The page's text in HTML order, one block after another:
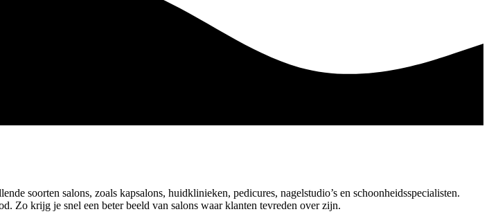
soorten salons, zoals kapsalons, huidklinieken, pedicures, nagelstudio’s en schoonheidsspecialisten.
Zo krijg je snel een beter beeld van salons waar klanten tevreden over zijn.